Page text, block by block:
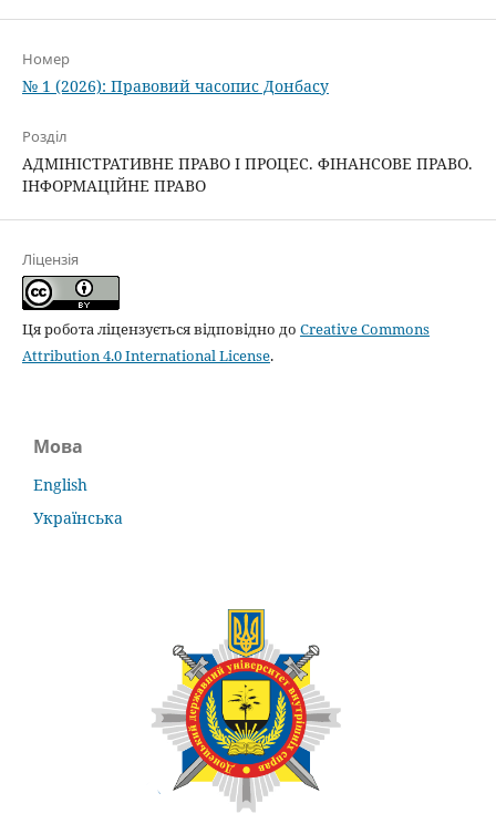
Номер
№ 1 (2026): Правовий часопис Донбасу
Розділ
АДМІНІСТРАТИВНЕ ПРАВО І ПРОЦЕС. ФІНАНСОВЕ ПРАВО.
ІНФОРМАЦІЙНЕ ПРАВО
Ліцензія
Ця робота ліцензується відповідно до Creative Commons
Attribution 4.0 International License.
Мова
English
Українська